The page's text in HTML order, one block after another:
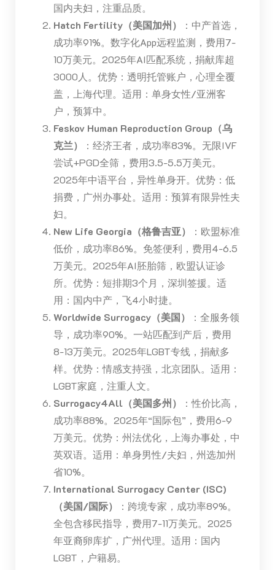
国内夫妇，注重品质。
Hatch Fertility（美国加州）
：中产首选，
成功率91%。数字化App远程监测，费用7-
10万美元。2025年AI匹配系统，捐献库超
3000人。优势：透明托管账户，心理全覆
盖，上海代理。适用：单身女性/亚洲客
户，预算中。
Feskov Human Reproduction Group（乌
克兰）
：经济王者，成功率83%。无限IVF
尝试+PGD全筛，费用3.5-5.5万美元。
2025年中语平台，异性单身开。优势：低
捐费，广州办事处。适用：预算有限异性夫
妇。
New Life Georgia（格鲁吉亚）
：欧盟标准
低价，成功率86%。免签便利，费用4-6.5
万美元。2025年AI胚胎筛，欧盟认证诊
所。优势：短排期3个月，深圳签援。适
用：国内中产，飞4小时捷。
Worldwide Surrogacy（美国）
：全服务领
导，成功率90%。一站匹配到产后，费用
8-13万美元。2025年LGBT专线，捐献多
样。优势：情感支持强，北京团队。适用：
LGBT家庭，注重人文。
Surrogacy4All（美国多州）
：性价比高，
成功率88%。2025年“国际包”，费用6-9
万美元。优势：州法优化，上海办事处，中
英双语。适用：单身男性/夫妇，州选加州
省10%。
International Surrogacy Center (ISC)
（美国/国际）
：跨境专家，成功率89%。
全包含移民指导，费用7-11万美元。2025
年亚裔卵库扩，广州代理。适用：国内
LGBT，户籍易。